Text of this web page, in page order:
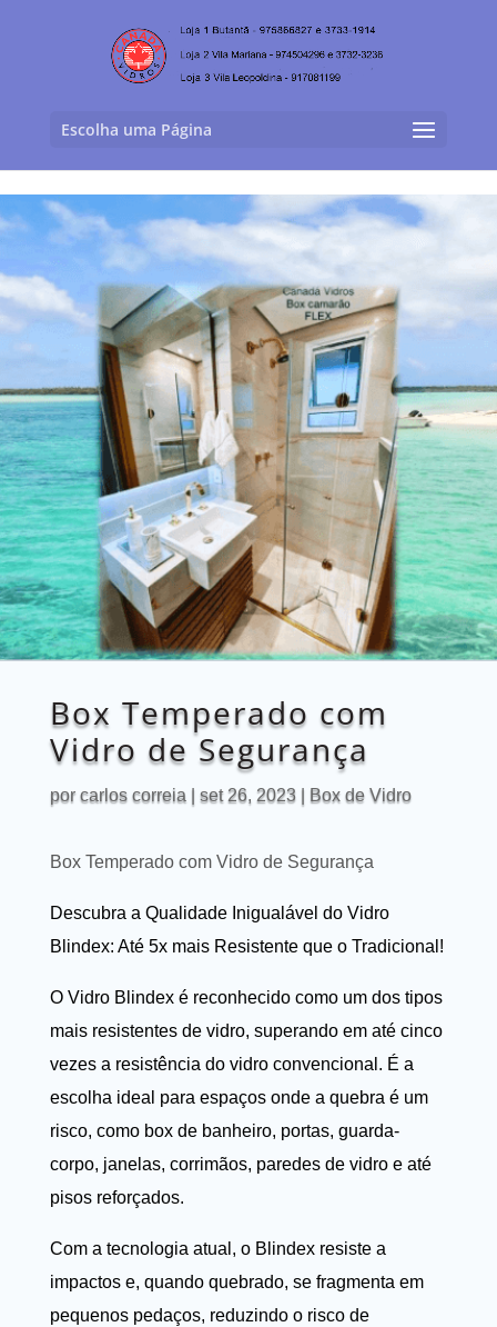
Escolha uma Página
Box Temperado com
Vidro de Segurança
por carlos correia set 26, 2023| Box de Vidro
Box Temperado com Vidro de Segurança
Descubra a Qualidade Inigualável do Vidro
Blindex: Até 5x mais Resistente que o Tradicional!
O Vidro Blindex é reconhecido como um dos tipos
mais resistentes de vidro, superando em até cinco
vezes a resistência do vidro convencional. É a
escolha ideal para espaços onde a quebra é um
risco, como box de banheiro, portas, guarda-
corpo, janelas, corrimãos, paredes de vidro e até
pisos reforçados.
Com a tecnologia atual, o Blindex resiste a
impactos e, quando quebrado, se fragmenta em
pequenos pedaços, reduzindo o risco de